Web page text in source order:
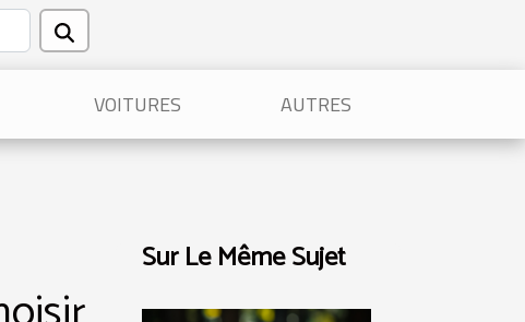
VOITURES AUTRES
Sur Le Même Sujet